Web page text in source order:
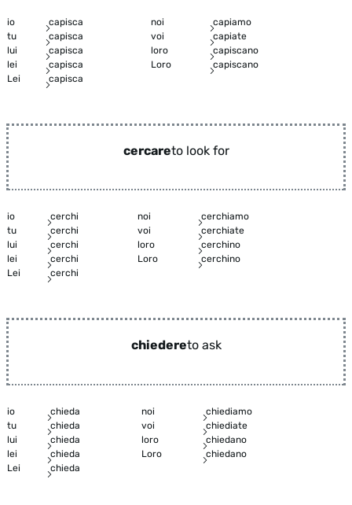
io capisca noi
capiamo
tu
capisca voi
capiate
lui
capisca loro
capiscano
lei
capisca Loro
capiscano
Lei
capisca
cercareto look for
io cerchi noi
cerchiamo
tu
cerchi voi
cerchiate
lui
cerchi loro
cerchino
lei
cerchi Loro
cerchino
Lei
cerchi
chiedereto ask
io chieda noi
chiediamo
tu
chieda voi
chiediate
lui
chieda loro
chiedano
lei
chieda Loro
chiedano
Lei
chieda